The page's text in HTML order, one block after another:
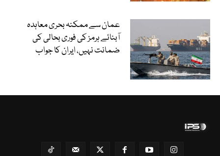
عمان سے ممکنہ بحری معاہدہ
آبنائے ہرمز کی فوری بحالی کی
ضمانت نہیں، ایران کا جواب